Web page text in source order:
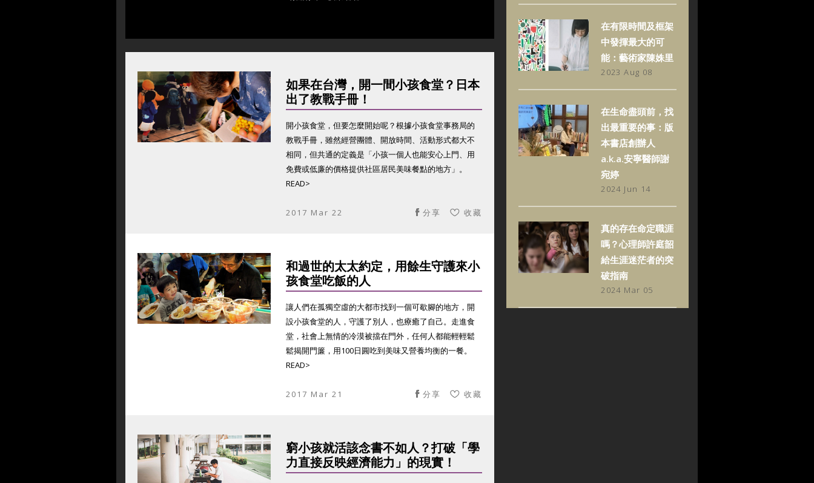
如果在台灣，開一間小孩食堂？日本
出了教戰手冊！
開小孩食堂，但要怎麼開始呢？根據小孩食堂事務局的
教戰手冊，雖然經營團體、開放時間、活動形式都大不
相同，但共通的定義是「小孩一個人也能安心上門、用
免費或低廉的價格提供社區居民美味餐點的地方」。
READ>
2017 Mar 22 收藏
分享
和過世的太太約定，用餘生守護來小
孩食堂吃飯的人
讓人們在孤獨空虛的大都市找到一個可歇腳的地方，開
設小孩食堂的人，守護了別人，也療癒了自己。走進食
堂，社會上無情的冷漠被擋在門外，任何人都能輕輕鬆
鬆揭開門簾，用100日圓吃到美味又營養均衡的一餐。
READ>
2017 Mar 21 收藏
分享
窮小孩就活該念書不如人？打破「學
力直接反映經濟能力」的現實！
在有限時間及框架
中發揮最大的可
能：藝術家陳姝里
2023 Aug 08
在生命盡頭前，找
出最重要的事：版
本書店創辦人
a.k.a.安寧醫師謝
宛婷
2024 Jun 14
真的存在命定職涯
嗎？心理師許庭韶
給生涯迷茫者的突
破指南
2024 Mar 05